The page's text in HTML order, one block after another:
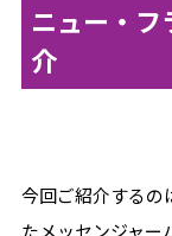
ニュー・
介
今回ご紹介するの
たメッセンジャー